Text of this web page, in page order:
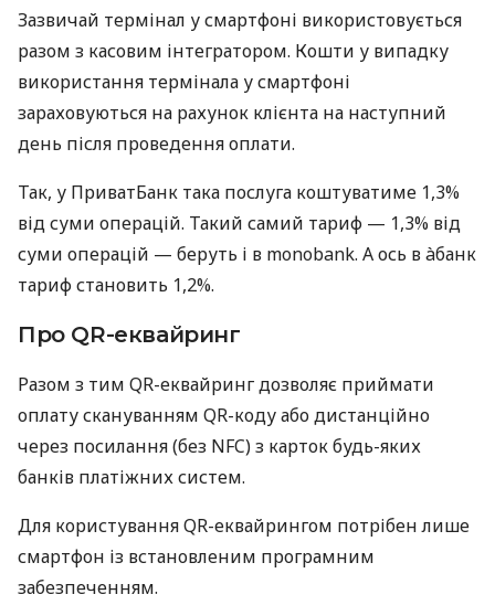
Зазвичай термінал у смартфоні використовується
разом з касовим інтегратором. Кошти у випадку
використання термінала у смартфоні
зараховуються на рахунок клієнта на наступний
день після проведення оплати.
Так, у ПриватБанк така послуга коштуватиме 1,3%
від суми операцій. Такий самий тариф — 1,3% від
суми операцій — беруть і в monobank. А ось в àбанк
тариф становить 1,2%.
Про QR-еквайринг
Разом з тим QR-еквайринг дозволяє приймати
оплату скануванням QR-коду або дистанційно
через посилання (без NFC) з карток будь-яких
банків платіжних систем.
Для користування QR-еквайрингом потрібен лише
смартфон із встановленим програмним
забезпеченням.